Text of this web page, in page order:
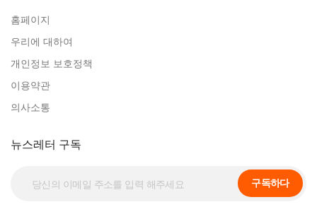
홈페이지
우리에 대하여
개인정보 보호정책
이용약관
의사소통
뉴스레터 구독
구독하다